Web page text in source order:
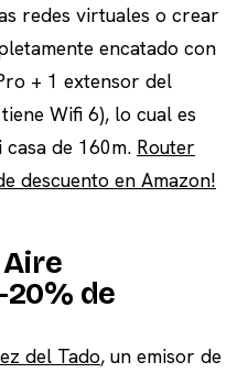
redes virtuales o crear
encatado con
+ 1 extensor del
Wifi 6), lo cual es
de 160m. Router
descuento en Amazon!
Aire
de
del Tado, un emisor de